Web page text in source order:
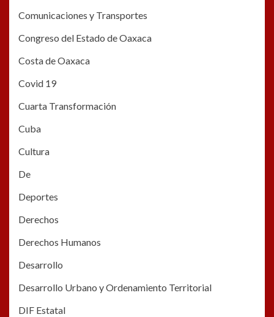
Comunicaciones y Transportes
Congreso del Estado de Oaxaca
Costa de Oaxaca
Covid 19
Cuarta Transformación
Cuba
Cultura
De
Deportes
Derechos
Derechos Humanos
Desarrollo
Desarrollo Urbano y Ordenamiento Territorial
DIF Estatal